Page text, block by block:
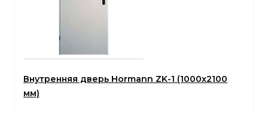
Внутренняя дверь Hormann ZK-1 (1000x2100
мм)